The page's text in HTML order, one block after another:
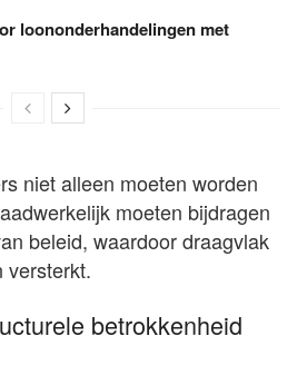
loononderhandelingen met
niet alleen moeten worden
moeten bijdragen
beleid, waardoor draagvlak
versterkt.
betrokkenheid